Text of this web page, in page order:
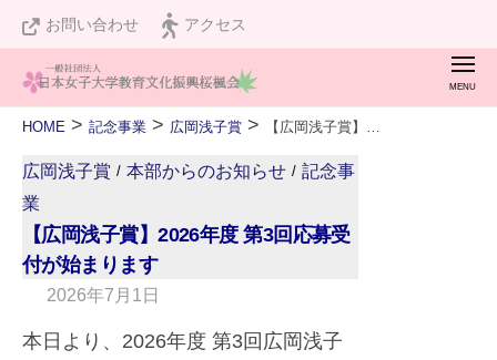
ン
お問い合わせ アクセス
桜
会
ち
は
設
立
２
メ
ニ
HOME > 記念事業 > 広岡浅子賞 >
広岡浅子賞 / 本部からのお知らせ / 記念事
業
【広岡浅子賞】2026年度 第3回応募受
付が始まります
2026年7月1日
本日より、2026年度 第3回広岡浅子
楓